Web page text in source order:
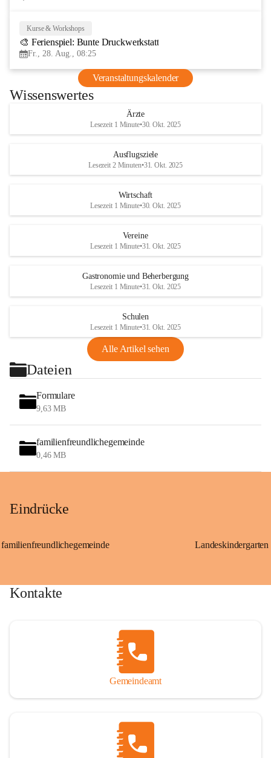
Kurse & Workshops
🎨 Ferienspiel: Bunte Druckwerkstatt
Fr., 28. Aug., 08:25
Veranstaltungskalender
Wissenswertes
Ärzte
Lesezeit 1 Minute•30. Okt. 2025
Ausflugsziele
Lesezeit 2 Minuten•31. Okt. 2025
Wirtschaft
Lesezeit 1 Minute•30. Okt. 2025
Vereine
Lesezeit 1 Minute•31. Okt. 2025
Gastronomie und Beherbergung
Lesezeit 1 Minute•31. Okt. 2025
Schulen
Lesezeit 1 Minute•31. Okt. 2025
Alle Artikel sehen
Dateien
Formulare
9,63 MB
familienfreundlichegemeinde
0,46 MB
Eindrücke
familienfreundlichegemeinde
Kontakte
Gemeindeamt